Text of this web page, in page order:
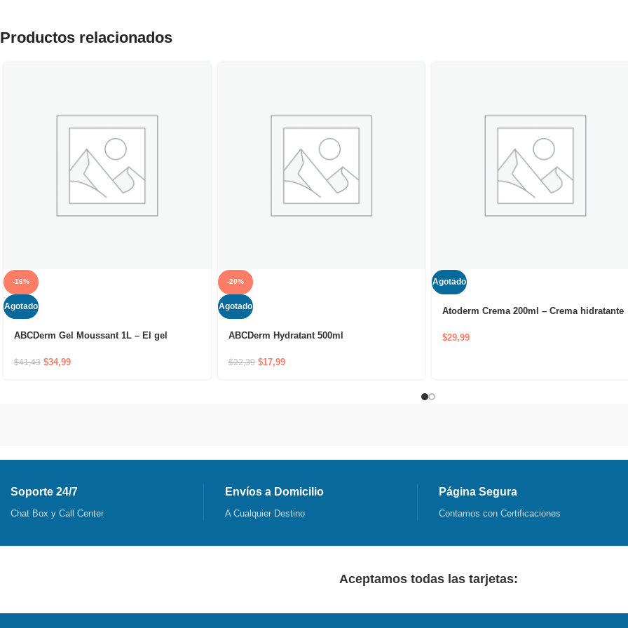
Productos relacionados
-16%
Agotado
ABCDerm Gel Moussant 1L – El gel
piel de los bebés
$41,43 $34,99
-20%
Agotado
ABCDerm Hydratant 500ml
$22,39 $17,99
Agotado
Atoderm Crema 200ml – Crema hidratante
$29,99
Soporte 24/7
Chat Box y Call Center
Envíos a Domicilio
A Cualquier Destino
Página Segura
Contamos con Certificaciones
Aceptamos todas las tarjetas: